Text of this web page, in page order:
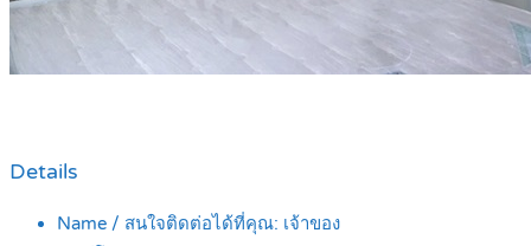
Details
Name / สนใจติดต่อได้ที่คุณ: เจ้าของ